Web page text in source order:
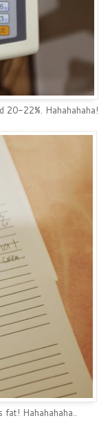
20-22%. Hahahahaha!
Hahahahaha..